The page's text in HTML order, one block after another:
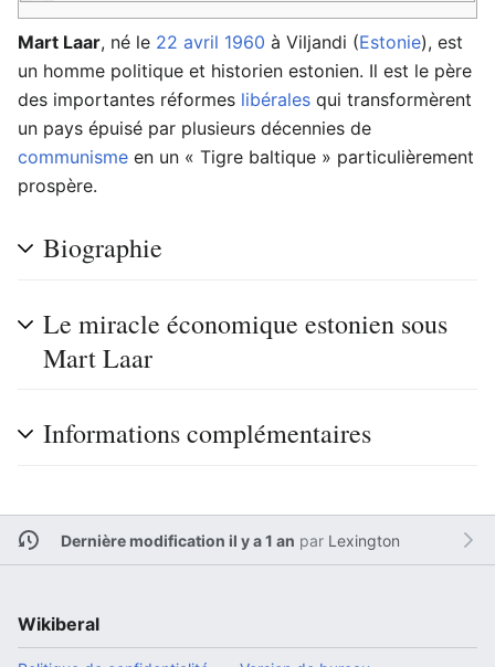
Mart Laar, né le 22 avril 1960 à Viljandi (Estonie), est
un homme politique et historien estonien. Il est le père
des importantes réformes libérales qui transformèrent
un pays épuisé par plusieurs décennies de
communisme en un « Tigre baltique » particulièrement
prospère.
Biographie
Le miracle économique estonien sous
Mart Laar
Informations complémentaires
Dernière modification il y a 1 an par Lexington
Wikiberal